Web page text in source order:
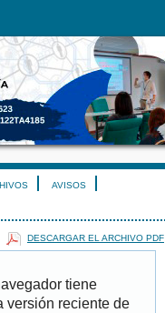
AVISOS
DESCARGAR EL ARCHIVO PDF
tiene
versión reciente de